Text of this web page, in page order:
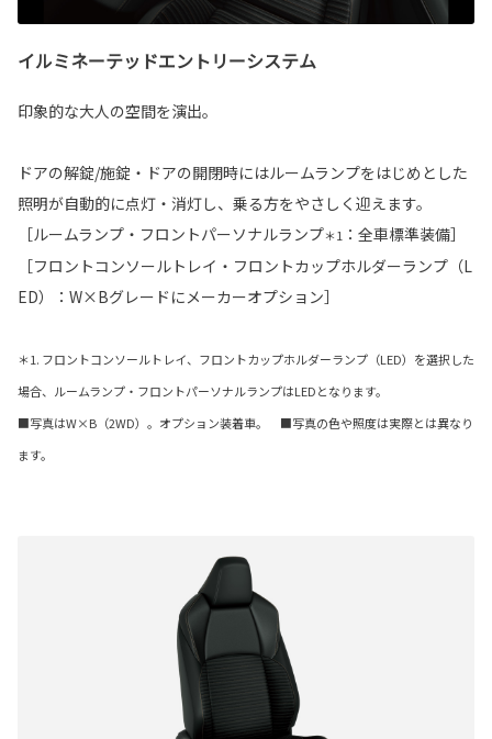
イルミネーテッドエントリーシステム
印象的な大人の空間を演出。
ドアの解錠/施錠・ドアの開閉時にはルームランプをはじめとした
照明が自動的に点灯・消灯し、乗る方をやさしく迎えます。
［ルームランプ・フロントパーソナルランプ＊1 ：全車標準装備］
［フロントコンソールトレイ・フロントカップホルダーランプ（L
ED）：W×Bグレードにメーカーオプション］
＊1. フロントコンソールトレイ、フロントカップホルダーランプ（LED）を選択した
場合、ルームランプ・フロントパーソナルランプはLEDとなります。
■写真はW×B（2WD）。オプション装着車。 ■写真の色や照度は実際とは異なり
ます。